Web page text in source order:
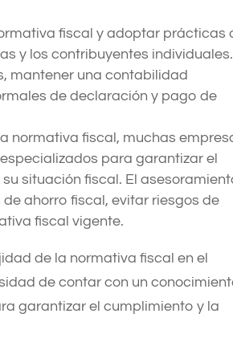
fiscal y adoptar prácticas
y los contribuyentes individuales.
mantener una contabilidad
de declaración y pago de
normativa fiscal, muchas
para garantizar el
situación fiscal. El
ahorro fiscal, evitar riesgos de
fiscal vigente.
de la normativa fiscal en el
de contar con un
garantizar el cumplimiento y la